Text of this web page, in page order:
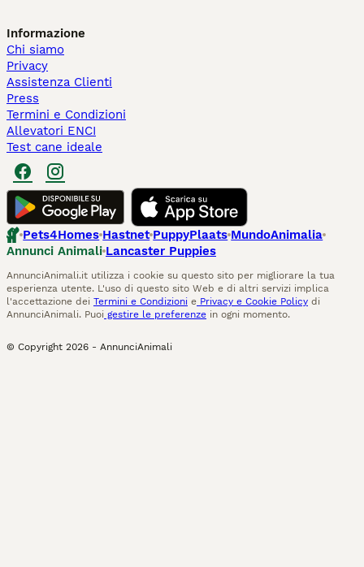
Informazione
Chi siamo
Privacy
Assistenza Clienti
Press
Termini e Condizioni
Allevatori ENCI
Test cane ideale
Pets4Homes Hastnet PuppyPlaats MundoAnimalia
Annunci Animali Lancaster Puppies
AnnunciAnimali.it utilizza i cookie su questo sito per migliorare la tua
esperienza utente. L'uso di questo sito Web e di altri servizi implica
l'accettazione dei Termini e Condizioni e Privacy e Cookie Policy di
AnnunciAnimali. Puoi gestire le preferenze in ogni momento.
© Copyright 2026 - AnnunciAnimali